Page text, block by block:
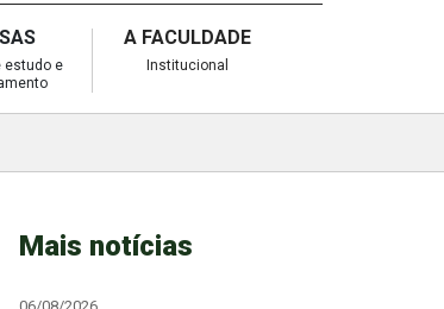
estudo e
A FACULDADE
Institucional
Mais notícias